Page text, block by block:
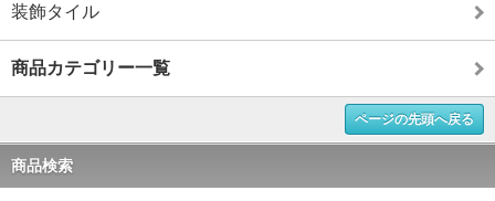
装飾タイル
商品カテゴリー一覧
ページの先頭へ戻る
商品検索